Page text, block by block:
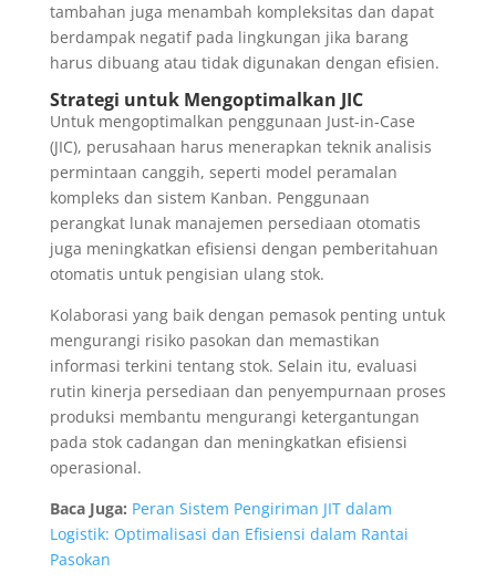
tambahan juga menambah kompleksitas dan dapat
berdampak negatif pada lingkungan jika barang
harus dibuang atau tidak digunakan dengan efisien.
Strategi untuk Mengoptimalkan JIC
Untuk mengoptimalkan penggunaan Just-in-Case
(JIC), perusahaan harus menerapkan teknik analisis
permintaan canggih, seperti model peramalan
kompleks dan sistem Kanban. Penggunaan
perangkat lunak manajemen persediaan otomatis
juga meningkatkan efisiensi dengan pemberitahuan
otomatis untuk pengisian ulang stok.
Kolaborasi yang baik dengan pemasok penting untuk
mengurangi risiko pasokan dan memastikan
informasi terkini tentang stok. Selain itu, evaluasi
rutin kinerja persediaan dan penyempurnaan proses
produksi membantu mengurangi ketergantungan
pada stok cadangan dan meningkatkan efisiensi
operasional.
Baca Juga: Peran Sistem Pengiriman JIT dalam
Logistik: Optimalisasi dan Efisiensi dalam Rantai
Pasokan